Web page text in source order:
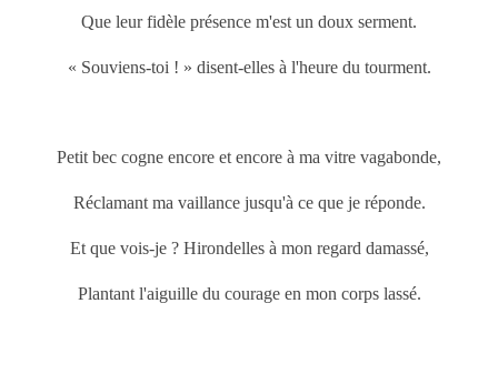
Que leur fidèle présence m'est un doux serment.
« Souviens-toi ! » disent-elles à l'heure du tourment.
Petit bec cogne encore et encore à ma vitre vagabonde,
Réclamant ma vaillance jusqu'à ce que je réponde.
Et que vois-je ? Hirondelles à mon regard damassé,
Plantant l'aiguille du courage en mon corps lassé.